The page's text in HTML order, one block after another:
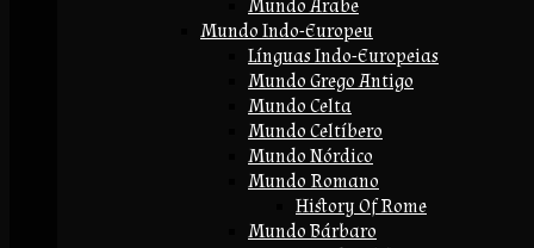
Mundo Árabe
Mundo Indo-Europeu
Línguas Indo-Europeias
Mundo Grego Antigo
Mundo Celta
Mundo Celtíbero
Mundo Nórdico
Mundo Romano
History Of Rome
Mundo Bárbaro